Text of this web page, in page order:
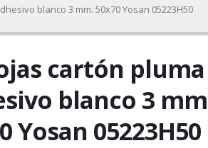
blanco 3 mm. 50x70 Yosan 05223H50
cartón pluma
blanco 3
Yosan 05223H50